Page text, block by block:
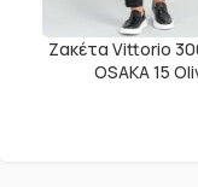
Ζακέτα Vittorio
OSAKA 15